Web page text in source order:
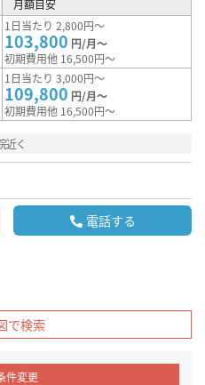
月額目安
1日当たり 2,800円～
103,800 円/月～
初期費用他 16,500円～
1日当たり 3,000円～
109,800 円/月～
初期費用他 16,500円～
近く
電話する
で検索
件変更